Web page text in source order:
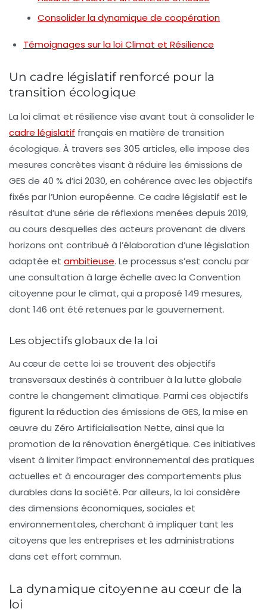
Consolider la dynamique de coopération
Témoignages sur la loi Climat et Résilience
Un cadre législatif renforcé pour la
transition écologique
La loi climat et résilience vise avant tout à consolider le
cadre législatif français en matière de transition
écologique. À travers ses 305 articles, elle impose des
mesures concrètes visant à réduire les émissions de
GES de 40 % d’ici 2030, en cohérence avec les objectifs
fixés par l’Union européenne. Ce cadre législatif est le
résultat d’une série de réflexions menées depuis 2019,
au cours desquelles des acteurs provenant de divers
horizons ont contribué à l’élaboration d’une législation
adaptée et ambitieuse. Le processus s’est conclu par
une consultation à large échelle avec la Convention
citoyenne pour le climat, qui a proposé 149 mesures,
dont 146 ont été retenues par le gouvernement.
Les objectifs globaux de la loi
Au cœur de cette loi se trouvent des objectifs
transversaux destinés à contribuer à la lutte globale
contre le changement climatique. Parmi ces objectifs
figurent la réduction des émissions de GES, la mise en
œuvre du Zéro Artificialisation Nette, ainsi que la
promotion de la rénovation énergétique. Ces initiatives
visent à limiter l’impact environnemental des pratiques
actuelles et à encourager des comportements plus
durables dans la société. Par ailleurs, la loi considère
des dimensions économiques, sociales et
environnementales, cherchant à impliquer tant les
citoyens que les entreprises et les administrations
dans cet effort commun.
La dynamique citoyenne au cœur de la
loi